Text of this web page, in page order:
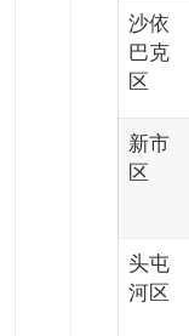
沙依
巴克
区
新市
区
头屯
河区